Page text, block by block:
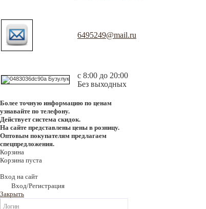
6495249@mail.ru
с 8:00 до 20:00
Без выходных
Более точную информацию по ценам
узнавайте по телефону.
Действует система скидок.
На сайте представлены цены в розницу.
Оптовым покупателям предлагаем
спецпредложения.
Корзина
Корзина пуста
Вход на сайт
Вход/Регистрация
Закрыть
Логин